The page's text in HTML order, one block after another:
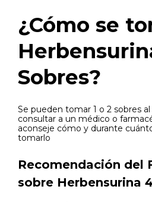
¿Cómo se
Sobres?
Se pueden tomar 1 o 2 sobres
consultar a un médico o
aconseje cómo y durante
tomarlo
Recomendación del
sobre Herbensurina